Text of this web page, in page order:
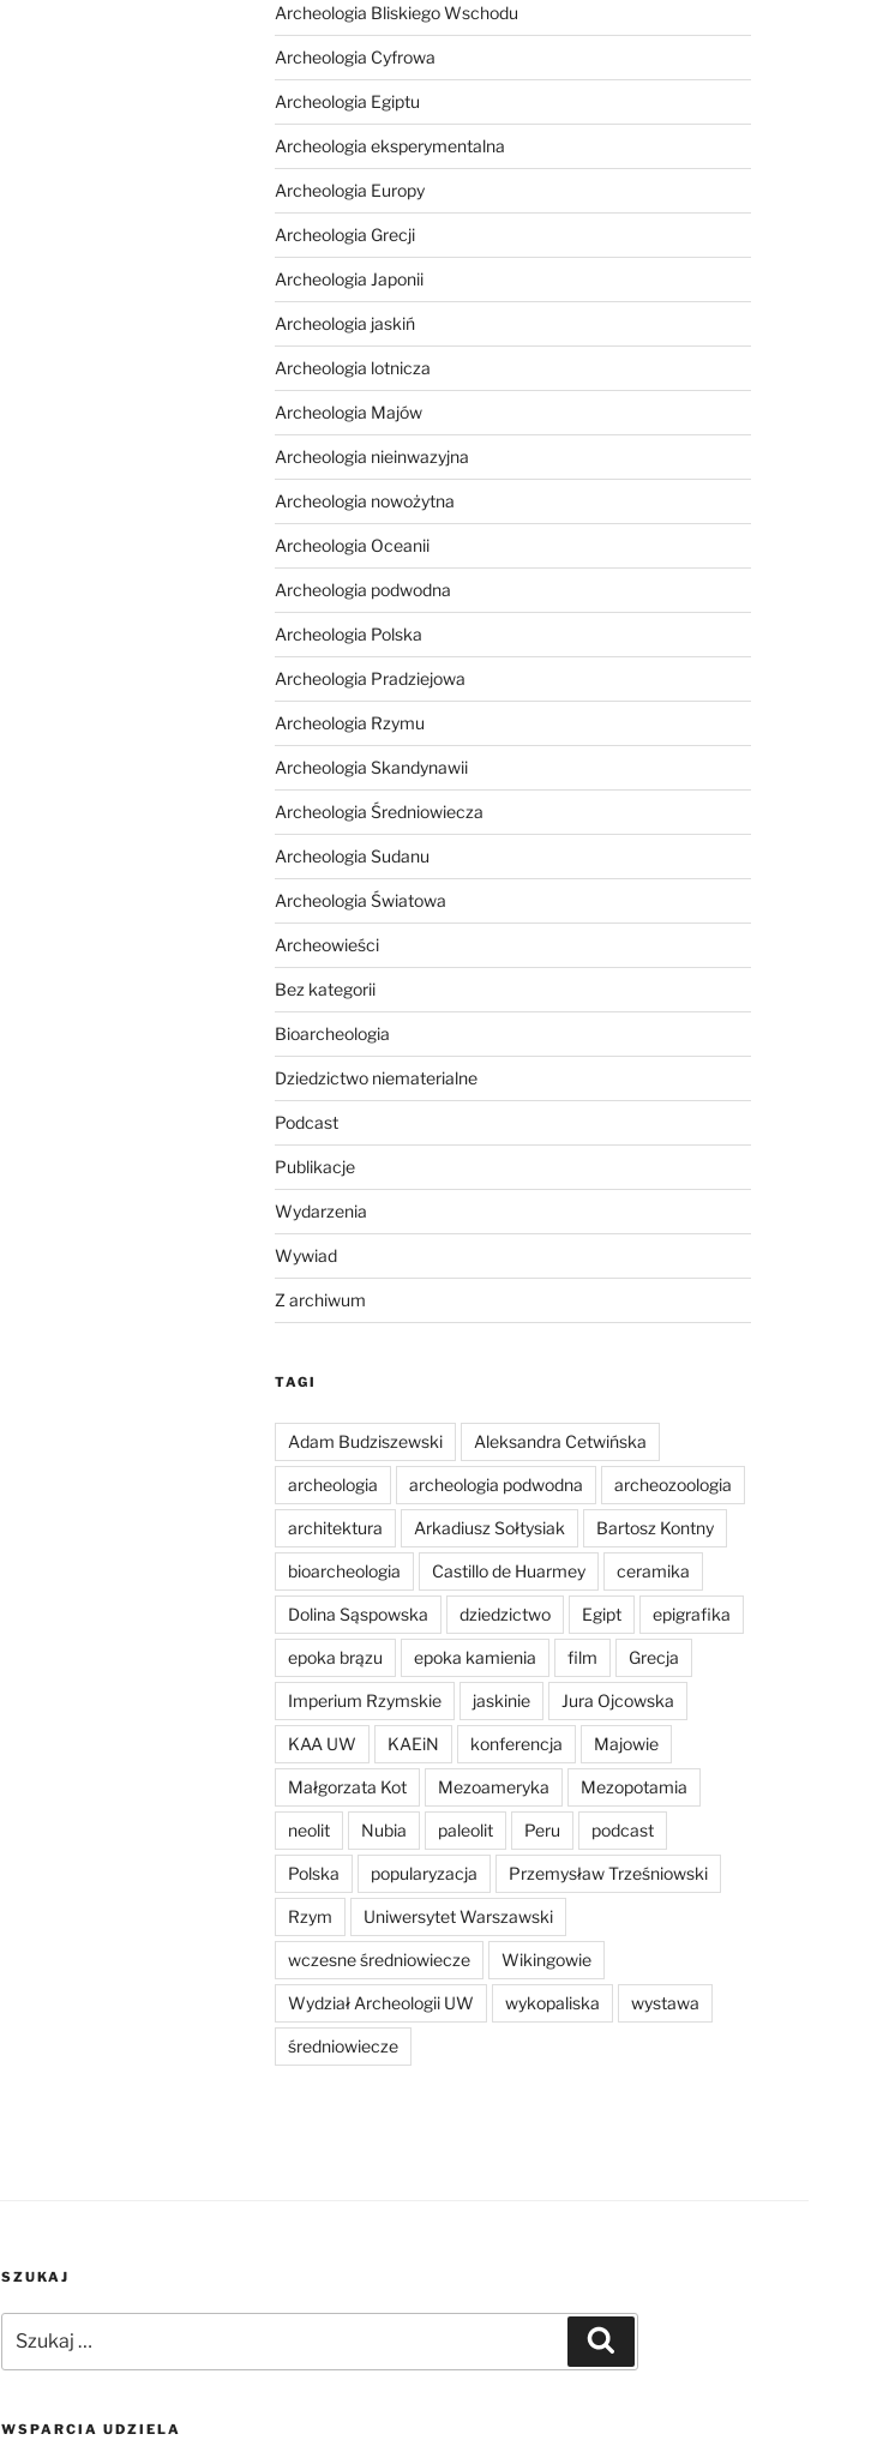
Archeologia Bliskiego Wschodu
Archeologia Cyfrowa
Archeologia Egiptu
Archeologia eksperymentalna
Archeologia Europy
Archeologia Grecji
Archeologia Japonii
Archeologia jaskiń
Archeologia lotnicza
Archeologia Majów
Archeologia nieinwazyjna
Archeologia nowożytna
Archeologia Oceanii
Archeologia podwodna
Archeologia Polska
Archeologia Pradziejowa
Archeologia Rzymu
Archeologia Skandynawii
Archeologia Średniowiecza
Archeologia Sudanu
Archeologia Światowa
Archeowieści
Bez kategorii
Bioarcheologia
Dziedzictwo niematerialne
Podcast
Publikacje
Wydarzenia
Wywiad
Z archiwum
TAGI
Adam Budziszewski Aleksandra Cetwińska
archeologia archeologia podwodna archeozoologia
architektura Arkadiusz Sołtysiak Bartosz Kontny
bioarcheologia Castillo de Huarmey ceramika
Dolina Sąspowska dziedzictwo Egipt epigrafika
epoka brązu epoka kamienia film Grecja
Imperium Rzymskie jaskinie Jura Ojcowska
KAA UW KAEiN konferencja Majowie
Małgorzata Kot Mezoameryka Mezopotamia
neolit Nubia paleolit Peru podcast
Polska popularyzacja Przemysław Trześniowski
Rzym Uniwersytet Warszawski
wczesne średniowiecze Wikingowie
Wydział Archeologii UW wykopaliska wystawa
średniowiecze
SZUKAJ
WSPARCIA UDZIELA